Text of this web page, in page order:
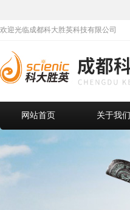
欢迎光临成都科大胜英科技有限公司
网站首页 关于我们